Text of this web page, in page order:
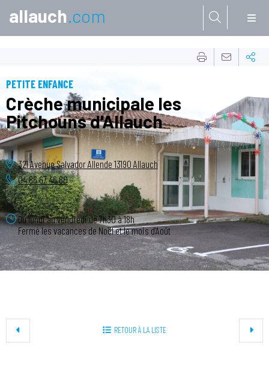
allauch.com
PETITE ENFANCE
Crèche municipale les
Pitchouns d'Allauch
321 Avenue Salvador Allende 13190 Allauch
04 86 67 46 60
Du lundi au vendredi de 7h30 à 18h
Fermé les vacances de Noël et le mois d'Août
+
−
RETOUR À LA LISTE